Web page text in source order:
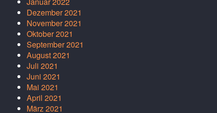
Dezember 2021
November 2021
Oktober 2021
September 2021
August 2021
Juli 2021
Juni 2021
Mai 2021
April 2021
März 2021